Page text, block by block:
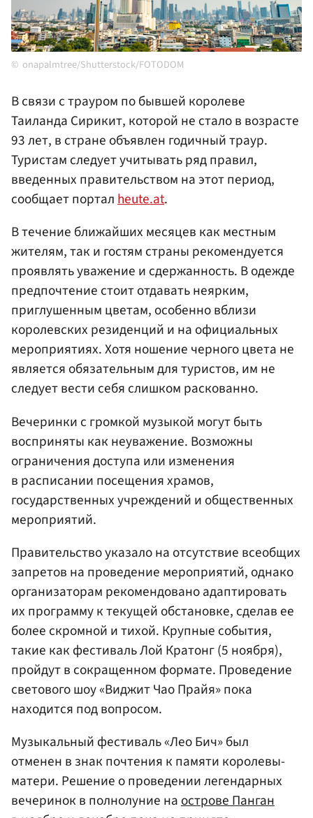
onapalmtree/Shutterstock/FOTODOM
В связи с трауром по бывшей королеве
Таиланда Сирикит, которой не стало в возрасте
93 лет, в стране объявлен годичный траур.
Туристам следует учитывать ряд правил,
введенных правительством на этот период,
сообщает порталheute.at.
В течение ближайших месяцев как местным
жителям, так и гостям страны рекомендуется
проявлять уважение и сдержанность. В одежде
предпочтение стоит отдавать неярким,
приглушенным цветам, особенно вблизи
королевских резиденций и на официальных
мероприятиях. Хотя ношение черного цвета не
является обязательным для туристов, им не
следует вести себя слишком раскованно.
Вечеринки с громкой музыкой могут быть
восприняты как неуважение. Возможны
ограничения доступа или изменения
в расписании посещения храмов,
государственных учреждений и общественных
мероприятий.
Правительство указало на отсутствие всеобщих
запретов на проведение мероприятий, однако
организаторам рекомендовано адаптировать
их программу к текущей обстановке, сделав ее
более скромной и тихой. Крупные события,
такие как фестиваль Лой Кратонг (5 ноября),
пройдут в сокращенном формате. Проведение
светового шоу «Виджит Чао Прайя» пока
находится под вопросом.
Музыкальный фестиваль «Лео Бич» был
отменен в знак почтения к памяти королевы-
матери. Решение о проведении легендарных
вечеринок в полнолуние наострове Панган